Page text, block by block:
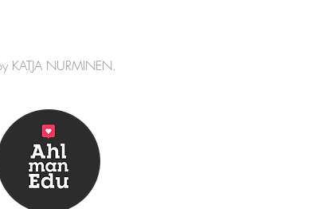
NURMINEN.